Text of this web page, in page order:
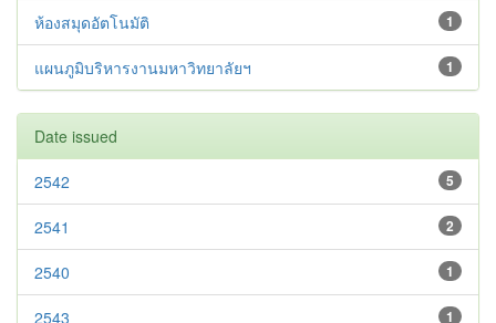
1
ห้องสมุดอัตโนมัติ
1
แผนภูมิบริหารงานมหาวิทยาลัยฯ
Date issued
5
2542
2
2541
1
2540
1
2543